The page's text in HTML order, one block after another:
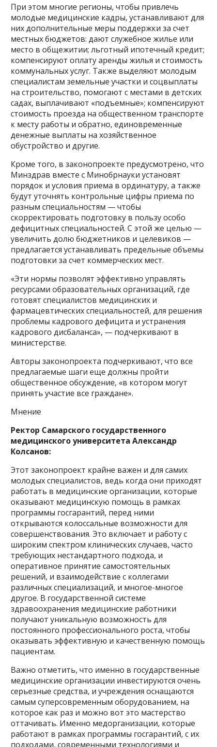
При этом многие регионы, чтобы привлечь
молодые медицинские кадры, устанавливают для
них дополнительные меры поддержки за счет
местных бюджетов: дают служебное жилье или
место в общежитии; льготный ипотечный кредит;
компенсируют оплату аренды жилья и стоимость
коммунальных услуг. Также выделяют молодым
специалистам земельные участки и соцвыплаты
на строительство, помогают с местами в детских
садах, выплачивают «подъемные»; компенсируют
стоимость проезда на общественном транспорте
к месту работы и обратно, единовременные
денежные выплаты на хозяйственное
обустройство и другие.
Кроме того, в законопроекте предусмотрено, что
Минздрав вместе с Минобрнауки установят
порядок и условия приема в ординатуру, а также
будут уточнять контрольные цифры приема по
разным специальностям — чтобы
скорректировать подготовку в пользу особо
дефицитных специальностей. С этой же целью —
увеличить долю бюджетников и целевиков —
предлагается устанавливать предельные объемы
подготовки за счет коммерческих мест.
«Эти нормы позволят эффективно управлять
ресурсами образовательных организаций, где
готовят специалистов медицинских и
фармацевтических специальностей, для решения
проблемы кадрового дефицита и устранения
кадрового дисбаланса», — подчеркивают в
министерстве.
Авторы законопроекта подчеркивают, что все
предлагаемые шаги еще должны пройти
общественное обсуждение, «в котором могут
принять участие все граждане».
Мнение
Ректор Самарского государственного
медицинского университета Александр
Колсанов:
Этот законопроект крайне важен и для самих
молодых специалистов, ведь когда они приходят
работать в медицинские организации, которые
оказывают медицинскую помощь в рамках
программы госгарантий, перед ними
открываются колоссальные возможности для
совершенствования. Это включает и работу с
широким спектром клинических случаев, часто
требующих нестандартного подхода, и
оперативное принятие самостоятельных
решений, и взаимодействие с коллегами
различных специализаций, и многое-многое
другое. В государственной системе
здравоохранения медицинские работники
получают уникальную возможность для
постоянного профессионального роста, чтобы
оказывать эффективную и качественную помощь
пациентам.
Важно отметить, что именно в государственные
медицинские организации инвестируются очень
серьезные средства, и учреждения оснащаются
самым суперсовременным оборудованием, на
которое как раз и можно вот это мастерство
оттачивать. Именно медорганизации, которые
работают в рамках программы госгарантий, с их
подходами, современными технологиями и